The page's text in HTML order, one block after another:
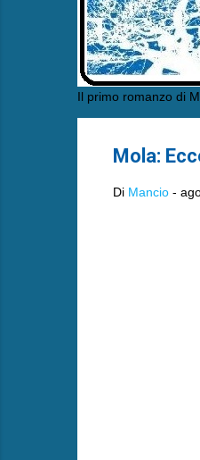
Il primo romanzo di
Mola:
Di Mancio -